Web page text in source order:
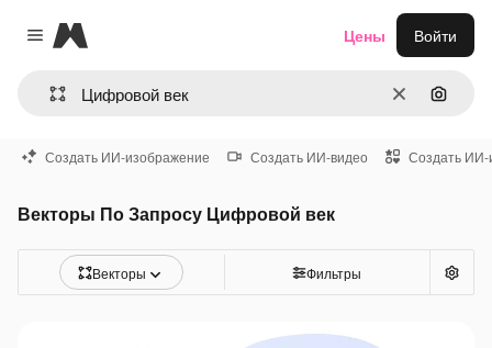
Close menu
Magnific
ОчиститьПоиск
Цены Войти
Создать ИИ-изображение Создать ИИ-видео Создать ИИ-
Векторы По Запросу Цифровой век
Векторы Фильтры